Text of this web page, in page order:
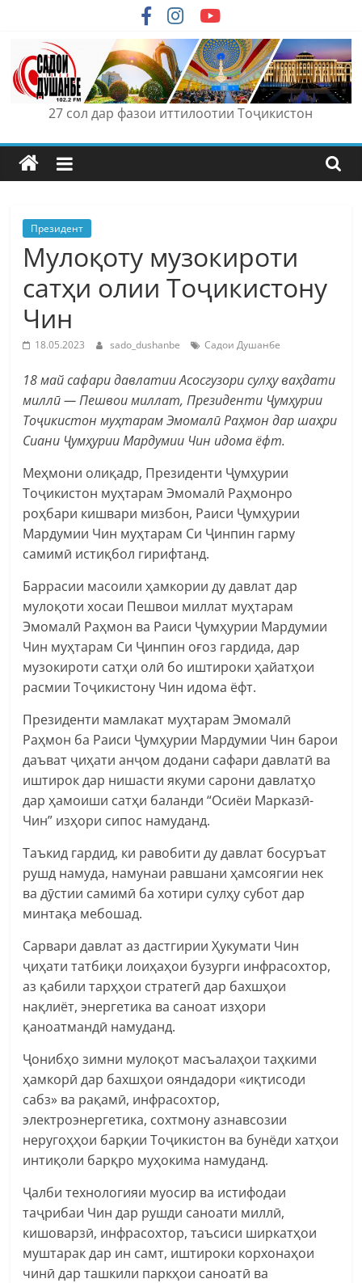
content
27 сол дар фазои иттилоотии Тоҷикистон
Президент
Мулоқоту музокироти
сатҳи олии Тоҷикистону
Чин
18.05.2023 sado_dushanbe Садои Душанбе
18 май сафари давлатии Асосгузори сулҳу ваҳдати
миллӣ — Пешвои миллат, Президенти Ҷумҳурии
Тоҷикистон муҳтарам Эмомалӣ Раҳмон дар шаҳри
Сиани Ҷумҳурии Мардумии Чин идома ёфт.
Меҳмони олиқадр, Президенти Ҷумҳурии
Тоҷикистон муҳтарам Эмомалӣ Раҳмонро
роҳбари кишвари мизбон, Раиси Ҷумҳурии
Мардумии Чин муҳтарам Си Ҷинпин гарму
самимӣ истиқбол гирифтанд.
Баррасии масоили ҳамкории ду давлат дар
мулоқоти хосаи Пешвои миллат муҳтарам
Эмомалӣ Раҳмон ва Раиси Ҷумҳурии Мардумии
Чин муҳтарам Си Ҷинпин оғоз гардида, дар
музокироти сатҳи олӣ бо иштироки ҳайатҳои
расмии Тоҷикистону Чин идома ёфт.
Президенти мамлакат муҳтарам Эмомалӣ
Раҳмон ба Раиси Ҷумҳурии Мардумии Чин барои
даъват ҷиҳати анҷом додани сафари давлатӣ ва
иштирок дар нишасти якуми сарони давлатҳо
дар ҳамоиши сатҳи баланди “Осиёи Марказӣ-
Чин” изҳори сипос намуданд.
Таъкид гардид, ки равобити ду давлат босуръат
рушд намуда, намунаи равшани ҳамсоягии нек
ва дӯстии самимӣ ба хотири сулҳу субот дар
минтақа мебошад.
Сарвари давлат аз дастгирии Ҳукумати Чин
ҷиҳати татбиқи лоиҳаҳои бузурги инфрасохтор,
аз қабили тарҳҳои стратегӣ дар бахшҳои
нақлиёт, энергетика ва саноат изҳори
қаноатмандӣ намуданд.
Ҷонибҳо зимни мулоқот масъалаҳои таҳкими
ҳамкорӣ дар бахшҳои ояндадори «иқтисоди
сабз» ва рақамӣ, инфрасохтор,
электроэнергетика, сохтмону азнавсозии
неругоҳҳои барқии Тоҷикистон ва бунёди хатҳои
интиқоли барқро муҳокима намуданд.
Ҷалби технологияи муосир ва истифодаи
таҷрибаи Чин дар рушди саноати миллӣ,
кишоварзӣ, инфрасохтор, таъсиси ширкатҳои
муштарак дар ин самт, иштироки корхонаҳои
чинӣ дар ташкили паркҳои саноатӣ ва